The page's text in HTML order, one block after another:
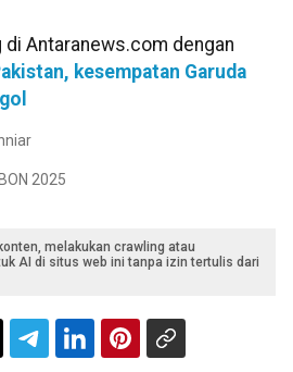
di Antaranews.com dengan
kesempatan Garuda
2025
melakukan crawling atau
AI di situs web ini tanpa izin tertulis dari